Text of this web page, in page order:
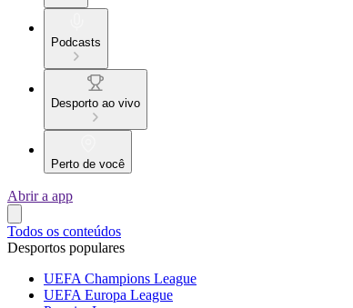
Podcasts
Desporto ao vivo
Perto de você
Abrir a app
Todos os conteúdos
Desportos populares
UEFA Champions League
UEFA Europa League